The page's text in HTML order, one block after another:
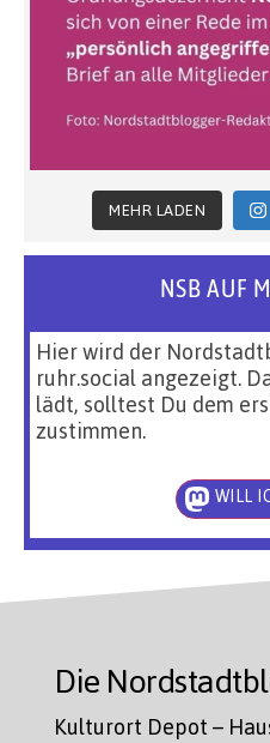
MEHR LADEN
NSB AUF
Hier wird der
ruhr.social angezeigt.
lädt, solltest Du dem
zustimmen.
WILL
Die
Kulturort Depot –